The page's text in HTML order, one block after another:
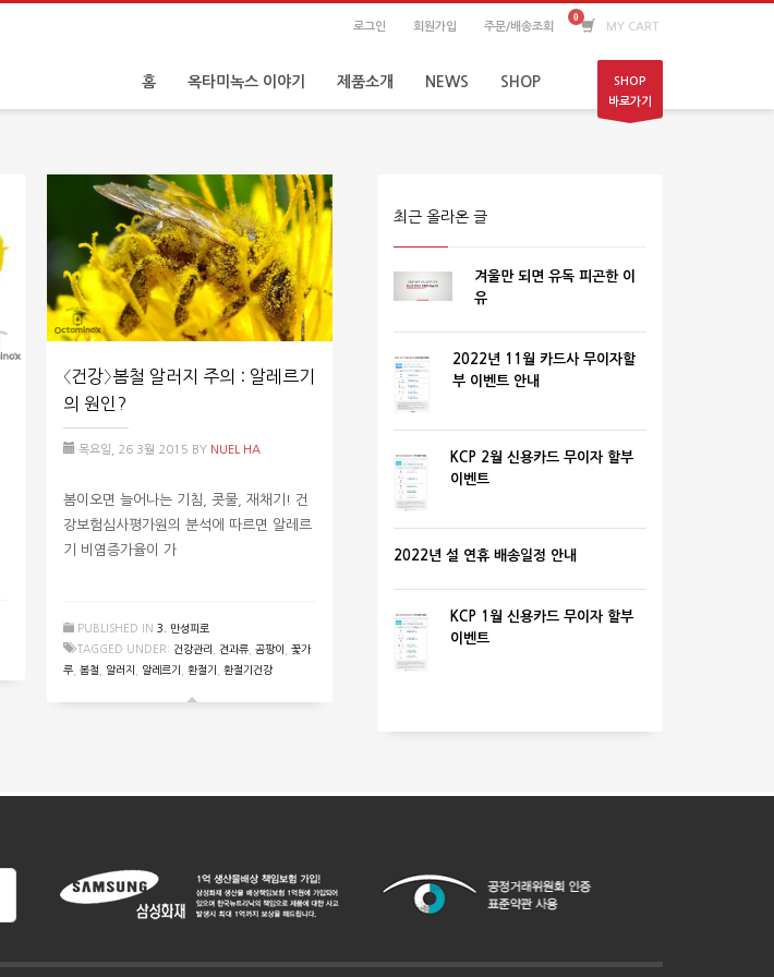
로그인 회원가입 주문/배송조회 MY CART
SHOP
바로가기
홈 옥타미녹스 이야기 제품소개 NEWS SHOP
〈건강〉봄철 알러지 주의 : 알레르기
의 원인?
목요일, 26 3월 2015 BY NUEL HA
봄이오면 늘어나는 기침, 콧물, 재채기! 건
강보험심사평가원의 분석에 따르면 알레르
기 비염증가율이 가
PUBLISHED IN 3. 만성피로
TAGGED UNDER: 건강관리 견과류, 곰팡이
꽃가
루, 봄철 알러지 알레르기 환절기 환절기건강
최근 올라온 글
겨울만 되면 유독 피곤한 이
유
2022년 11월 카드사 무이자할
부 이벤트 안내
KCP 2월 신용카드 무이자 할부
이벤트
2022년 설 연휴 배송일정 안내
KCP 1월 신용카드 무이자 할부
이벤트